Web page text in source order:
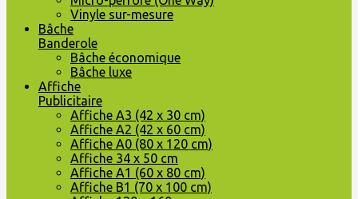
Vinyle sur-mesure
Bâche
Banderole
Bâche économique
Bâche luxe
Affiche
Publicitaire
Affiche A3 (42 x 30 cm)
Affiche A2 (42 x 60 cm)
Affiche A0 (80 x 120 cm)
Affiche 34 x 50 cm
Affiche A1 (60 x 80 cm)
Affiche B1 (70 x 100 cm)